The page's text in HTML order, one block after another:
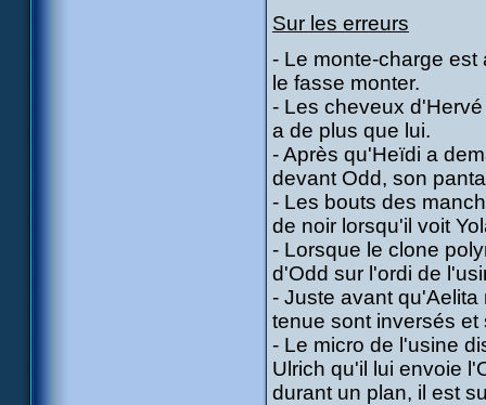
Sur les erreurs
- Le monte-charge
le fasse monter.
- Les cheveux
a de plus que lui.
- Après qu'Heïdi a
devant Odd, son
- Les bouts des
de noir lorsqu'il voit
- Lorsque le clone
d'Odd sur l'ordi de
- Juste avant
tenue sont inversés
- Le micro de l'usine
Ulrich qu'il lui envoie
durant un plan, il est